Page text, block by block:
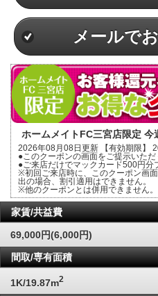
メールで
ホームメイトFC三宮店限定 今
2026年08月08日更新 【有効期限】
●このクーポンの画面をご提示いただ
●ご来店だけでマックカード500円分
※初回ご来店時に、このクーポン画
出の場合、割引適用はできません。
※他のクーポンとは併用できません。
家賃/共益費
69,000円(6,000円)
間取/専有面積
1K/19.87m2